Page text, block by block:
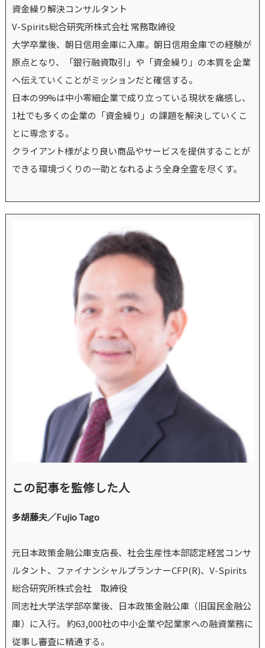
資金繰り解決コンサルタント
V-Spirits総合研究所株式会社 常務取締役
大学卒業後、朝日信用金庫に入庫。朝日信用金庫での経験が
原点となり、「銀行融資取引」や「資金繰り」の本質を企業
へ伝えていくことがミッションだと確信する。
日本の99%は中小零細企業で成り立っている現状を痛感し、
1社でも多くの企業の「資金繰り」の課題を解決していくこ
とに専念する。
クライアント様がより良い商品やサービスを提供することが
できる環境づくりの一助となれるよう全身全霊を尽くす。
この記事を監修した人
多胡藤夫／Fujio Tago
元日本政策金融公庫支店長、社会生産性本部認定経営コンサ
ルタント、ファイナンシャルプランナーCFP(R)、V-Spirits
総合研究所株式会社 取締役
同志社大学法学部卒業後、日本政策金融公庫（旧国民金融公
庫）に入行。 約63,000社の中小企業や起業家への融資業務に
従事し審査に精通する。